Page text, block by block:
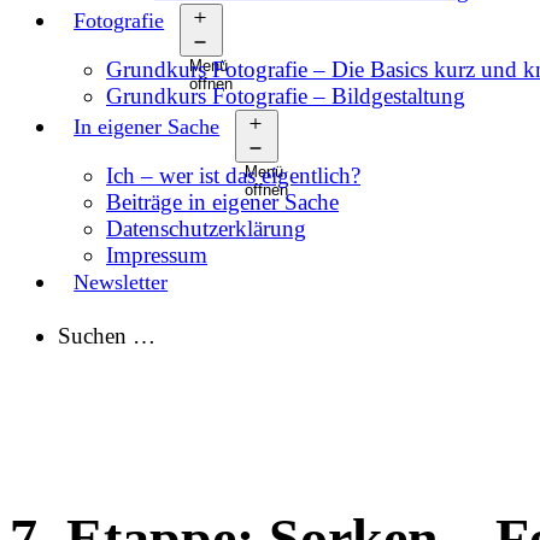
Fotografie
Menü
öffnen
Grundkurs Fotografie – Die Basics kurz und
Grundkurs Fotografie – Bildgestaltung
In eigener Sache
Menü
öffnen
Ich – wer ist das eigentlich?
Beiträge in eigener Sache
Datenschutzerklärung
Impressum
Newsletter
Suchen …